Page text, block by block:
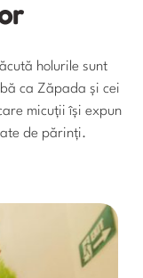
holurile sunt
ca Zăpada și cei
micuții își expun
de părinți.